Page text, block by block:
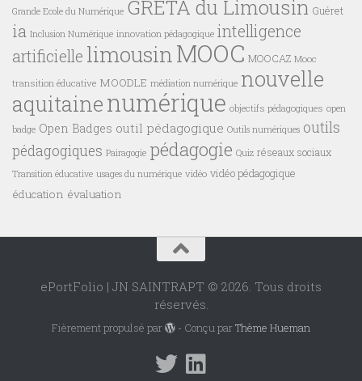
Grande Ecole du Numérique GRETA du Limousin Guéret
ia Inclusion Numérique innovation pédagogique intelligence
artificielle limousinMOOC MOOCAZ Mooc
transition éducative MOODLE médiation numérique nouvelle
aquitainenumérique objectifs pédagogiques open
badge Open Badges outil pédagogique Outils numériques outils
pédagogiques Pairagogie pédagogie Quiz réseaux sociaux
Transition éducative usages du numérique vidéo vidéo pédagogique
éducation évaluation
ePortFolio | JN SAINTRAPT © 2026. Tous droits
réservés.
Fièrement propulsé par - Conçu parThème Hueman